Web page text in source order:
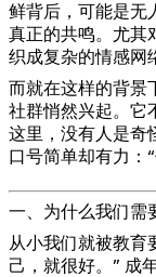
鲜背后，可能是无
真正的共鸣。尤其
织成复杂的情感网
而就在这样的背景
社群悄然兴起。它
这里，没有人是奇
口号简单却有力：
一、为什么我们需
从小我们就被教育
己，就很好。” 成